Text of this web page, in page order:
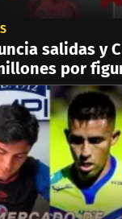
salidas y
por